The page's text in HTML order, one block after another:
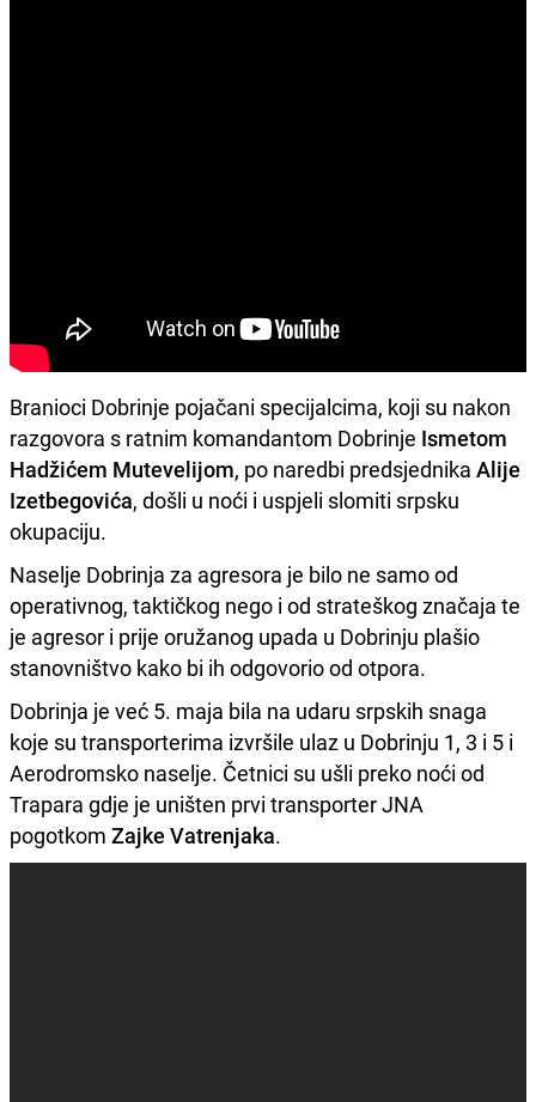
Branioci Dobrinje pojačani specijalcima, koji su nakon
razgovora s ratnim komandantom Dobrinje Ismetom
Hadžićem Mutevelijom, po naredbi predsjednika Alije
Izetbegovića, došli u noći i uspjeli slomiti srpsku
okupaciju.
Naselje Dobrinja za agresora je bilo ne samo od
operativnog, taktičkog nego i od strateškog značaja te
je agresor i prije oružanog upada u Dobrinju plašio
stanovništvo kako bi ih odgovorio od otpora.
Dobrinja je već 5. maja bila na udaru srpskih snaga
koje su transporterima izvršile ulaz u Dobrinju 1, 3 i 5 i
Aerodromsko naselje. Četnici su ušli preko noći od
Trapara gdje je uništen prvi transporter JNA
pogotkom Zajke Vatrenjaka.